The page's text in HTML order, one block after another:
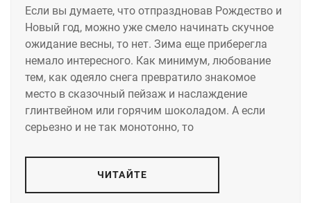
Если вы думаете, что отпраздновав Рождество и
Новый год, можно уже смело начинать скучное
ожидание весны, то нет. Зима еще приберегла
немало интересного. Как минимум, любование
тем, как одеяло снега превратило знакомое
место в сказочный пейзаж и наслаждение
глинтвейном или горячим шоколадом. А если
серьезно и не так монотонно, то
ЧИТАЙТЕ